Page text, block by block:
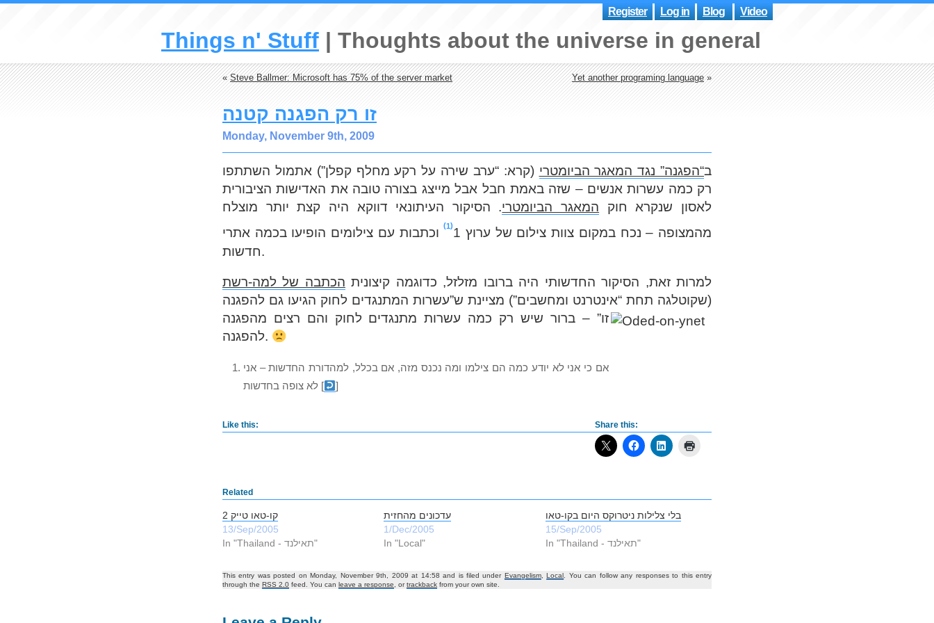
Register Log in Blog Video
Things n' Stuff Thoughts about the universe in general
«Steve Ballmer: Microsoft has 75% of the server market Yet another programing language»
זו רק הפגנה קטנה
Monday, November 9th, 2009
ב“הפגנה” נגד המאגר הביומטרי (קרא: “ערב שירה על רקע מחלף קפלן”) אתמול השתתפו
רק כמה עשרות אנשים – שזה באמת חבל אבל מייצג בצורה טובה את האדישות הציבורית
לאסון שנקרא חוק המאגר הביומטרי. הסיקור העיתונאי דווקא היה קצת יותר מוצלח
מהמצופה – נכח במקום צוות צילום של ערוץ 1
1
וכתבות עם צילומים הופיעו בכמה אתרי
חדשות.
למרות זאת, הסיקור החדשותי היה ברובו מזלזל, כדוגמה קיצונית הכתבה של למה-רשת
(שקוטלגה תחת “אינטרנט ומחשבים”) מציינת ש”עשרות המתנגדים לחוק הגיעו גם להפגנה
זו” –ברור שיש רק כמה עשרות מתנגדים לחוק והם רצים מהפגנה
להפגנה.
אם כי אני לא יודע כמה הם צילמו ומה נכנס מזה, אם בכלל, למהדורת החדשות – אני
לא צופה בחדשות[ ]
Share this:
Like this:
Related
קו-טאו טייק 2
13/Sep/2005
In "Thailand - תאילנד‎"
עדכונים מהחזית
1/Dec/2005
In "Local"
בלי צלילות ניטרוקס היום בקו-טאו
15/Sep/2005
In "Thailand - תאילנד‎"
This entry was posted on Monday, November 9th, 2009 at 14:58 and is filed under Evangelism,Local . You can follow any responses to this entry
through the RSS 2.0 feed. You can leave a response , ortrackback from your own site.